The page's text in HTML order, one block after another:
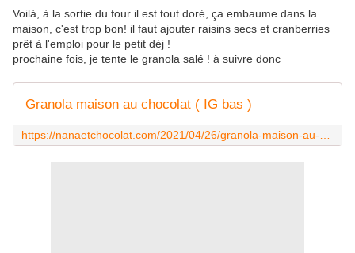
Voilà, à la sortie du four il est tout doré, ça embaume dans la
maison, c'est trop bon! il faut ajouter raisins secs et cranberries
prêt à l'emploi pour le petit déj !
prochaine fois, je tente le granola salé ! à suivre donc
Granola maison au chocolat ( IG bas )